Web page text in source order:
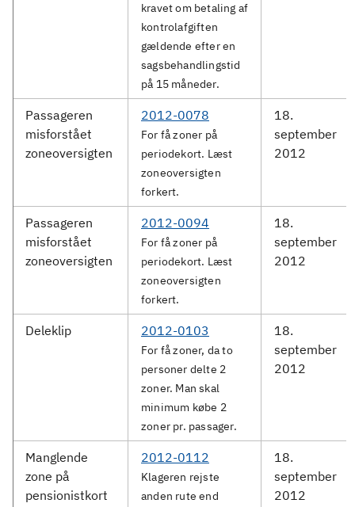
kravet om betaling af
kontrolafgiften
gældende efter en
sagsbehandlingstid
på 15 måneder.
Passageren
misforstået
zoneoversigten
2012-0078
For få zoner på
periodekort. Læst
zoneoversigten
forkert.
18.
september
2012
Passageren
misforstået
zoneoversigten
2012-0094
For få zoner på
periodekort. Læst
zoneoversigten
forkert.
18.
september
2012
Deleklip 2012-0103
For få zoner, da to
personer delte 2
zoner. Man skal
minimum købe 2
zoner pr. passager.
18.
september
2012
Manglende
zone på
pensionistkort
2012-0112
Klageren rejste
anden rute end
18.
september
2012